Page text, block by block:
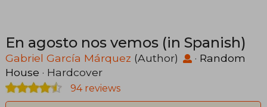
En agosto nos vemos (in Spanish)
Gabriel García Márquez (Author) · Random
House · Hardcover
94 reviews